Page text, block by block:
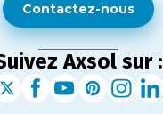
Contactez-nous
Axsol sur :